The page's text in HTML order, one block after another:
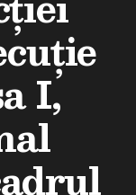
I,